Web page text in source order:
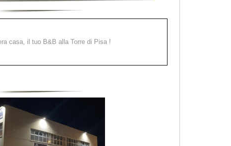
casa, il tuo B&B alla Torre di Pisa !